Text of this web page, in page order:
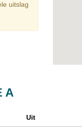
uitslag
A
Uit